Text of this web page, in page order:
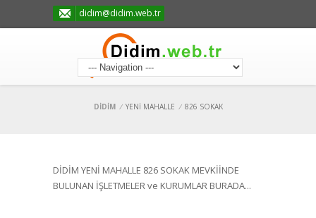
didim@didim.web.tr
DİDİM / YENİ MAHALLE / 826 SOKAK
DİDİM YENİ MAHALLE 826 SOKAK MEVKİİNDE
BULUNAN İŞLETMELER ve KURUMLAR BURADA...